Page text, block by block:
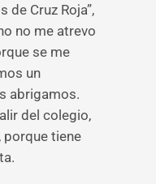
de Cruz Roja”,
no me atrevo
se me
un
abrigamos.
del colegio,
porque tiene